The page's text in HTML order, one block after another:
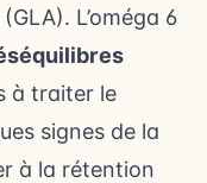
(GLA). L’oméga 6
à traiter le
signes de la
à la rétention